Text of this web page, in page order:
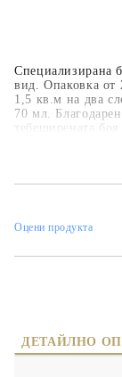
Специализирана
вид. Опаковка от
1,5 кв.м на два
70 мл.
тебеширената
допълнителни
Оцени продукта
ДЕТАЙЛНО